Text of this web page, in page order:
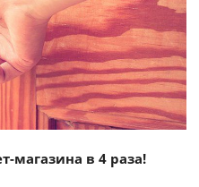
магазина в 4 раза!